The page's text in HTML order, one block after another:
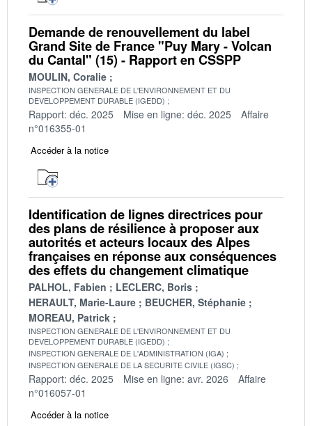
Demande de renouvellement du label
Grand Site de France "Puy Mary - Volcan
du Cantal" (15) - Rapport en CSSPP
MOULIN, Coralie
INSPECTION GENERALE DE L'ENVIRONNEMENT ET DU
DEVELOPPEMENT DURABLE (IGEDD)
Rapport: déc. 2025 Mise en ligne: déc. 2025
Affaire
n°016355-01
Accéder à la notice
Identification de lignes directrices pour
des plans de résilience à proposer aux
autorités et acteurs locaux des Alpes
françaises en réponse aux conséquences
des effets du changement climatique
PALHOL, Fabien
LECLERC, Boris
HERAULT, Marie-Laure
BEUCHER, Stéphanie
MOREAU, Patrick
INSPECTION GENERALE DE L'ENVIRONNEMENT ET DU
DEVELOPPEMENT DURABLE (IGEDD)
INSPECTION GENERALE DE L'ADMINISTRATION (IGA)
INSPECTION GENERALE DE LA SECURITE CIVILE (IGSC)
Rapport: déc. 2025 Mise en ligne: avr. 2026
Affaire
n°016057-01
Accéder à la notice